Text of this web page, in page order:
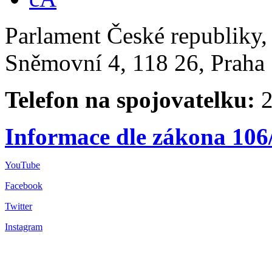
Parlament České
Sněmovní 4, 118 26,
Telefon na spojovatelku:
Informace dle zákona
YouTube
Facebook
Twitter
Instagram